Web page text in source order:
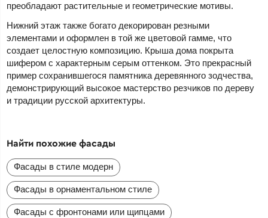
преобладают растительные и геометрические мотивы.
Нижний этаж также богато декорирован резными
элементами и оформлен в той же цветовой гамме, что
создает целостную композицию. Крыша дома покрыта
шифером с характерным серым оттенком. Это прекрасный
пример сохранившегося памятника деревянного зодчества,
демонстрирующий высокое мастерство резчиков по дереву
и традиции русской архитектуры.
Найти похожие фасады
Фасады в стиле модерн
Фасады в орнаментальном стиле
Фасады с фронтонами или щипцами